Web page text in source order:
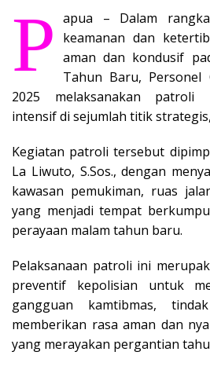
P apua – Dalam
keamanan dan
aman dan kondusif
Tahun Baru, Personel
2025 melaksanakan patroli
intensif di sejumlah titik
Kegiatan patroli tersebut
La Liwuto, S.Sos., dengan
kawasan pemukiman, ruas
yang menjadi tempat
perayaan malam tahun baru.
Pelaksanaan patroli ini
preventif kepolisian untuk
gangguan kamtibmas,
memberikan rasa aman dan
yang merayakan pergantian